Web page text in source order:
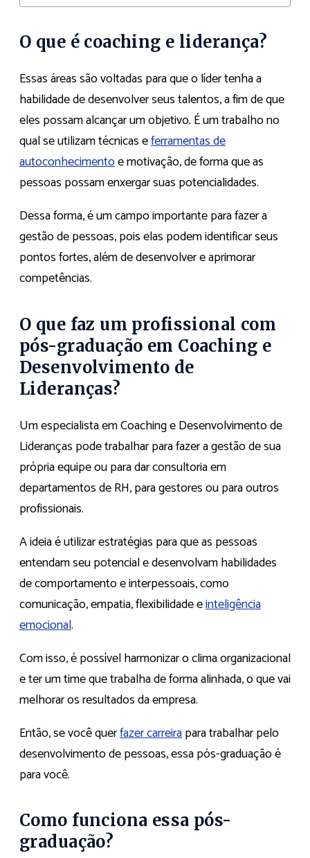
O que é coaching e liderança?
Essas áreas são voltadas para que o líder tenha a
habilidade de desenvolver seus talentos, a fim de que
eles possam alcançar um objetivo. É um trabalho no
qual se utilizam técnicas eferramentas de
autoconhecimentoe motivação, de forma que as
pessoas possam enxergar suas potencialidades.
Dessa forma, é um campo importante para fazer a
gestão de pessoas, pois elas podem identificar seus
pontos fortes, além de desenvolver e aprimorar
competências.
O que faz um profissional com
pós-graduação em Coaching e
Desenvolvimento de
Lideranças?
Um especialista em Coaching e Desenvolvimento de
Lideranças pode trabalhar para fazer a gestão de sua
própria equipe ou para dar consultoria em
departamentos de RH, para gestores ou para outros
profissionais.
A ideia é utilizar estratégias para que as pessoas
entendam seu potencial e desenvolvam habilidades
de comportamento e interpessoais, como
comunicação, empatia, flexibilidade einteligência
emocional.
Com isso, é possível harmonizar o clima organizacional
e ter um time que trabalha de forma alinhada, o que vai
melhorar os resultados da empresa.
Então, se você querfazer carreirapara trabalhar pelo
desenvolvimento de pessoas, essa pós-graduação é
para você.
Como funciona essa pós-
graduação?